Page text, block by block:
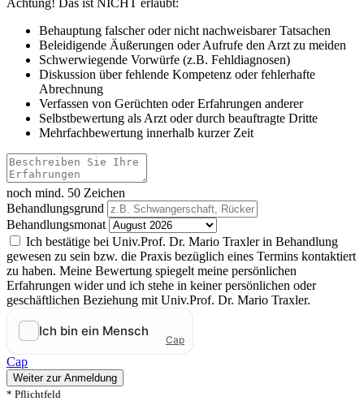
Behauptung falscher oder nicht nachweisbarer Tatsachen
Beleidigende Äußerungen oder Aufrufe den Arzt zu meiden
Schwerwiegende Vorwürfe (z.B. Fehldiagnosen)
Diskussion über fehlende Kompetenz oder fehlerhafte
Abrechnung
Verfassen von Gerüchten oder Erfahrungen anderer
Selbstbewertung als Arzt oder durch beauftragte Dritte
Mehrfachbewertung innerhalb kurzer Zeit
noch mind. 50 Zeichen
Behandlungsgrund
Behandlungsmonat
Ich bestätige bei Univ.Prof. Dr. Mario Traxler in Behandlung
gewesen zu sein bzw. die Praxis bezüglich eines Termins kontaktiert
zu haben. Meine Bewertung spiegelt meine persönlichen
Erfahrungen wider und ich stehe in keiner persönlichen oder
geschäftlichen Beziehung mit Univ.Prof. Dr. Mario Traxler.
Cap
Weiter zur Anmeldung
* Pflichtfeld